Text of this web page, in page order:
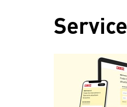
Service